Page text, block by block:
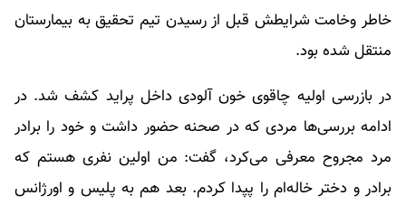
خاطر وخامت شرایطش قبل از رسیدن تیم تحقیق به بیمارستان
منتقل شده بود.
در بازرسی اولیه چاقوی خون آلودی داخل پراید کشف شد. در
ادامه بررسی‌ها مردی که در صحنه حضور داشت و خود را برادر
مرد مجروح معرفی می‌کرد، گفت: من اولین نفری هستم که
برادر و دختر خاله‌ام را پپدا کردم. بعد هم به پلیس و اورژانس